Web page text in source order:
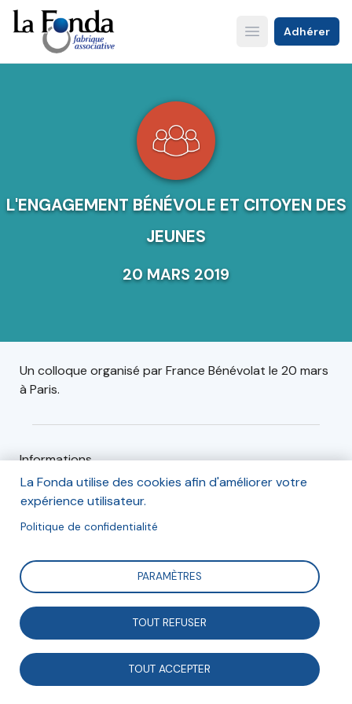
Aller
au
contenu
principal
Open main menu
Adhérer
L'ENGAGEMENT BÉNÉVOLE ET CITOYEN DES
JEUNES
20 MARS 2019
Un colloque organisé par France Bénévolat le 20 mars
à Paris.
Informations
Le colloque « L'engagement bénévole et citoyen des
jeunes » organisé par France Bénévolat se déroulera
mercredi 20 mars 2019 de 13h30 à 16h30 à la Marcif
Inscription
L'inscription est gratuite mais obligatoire.
Inscription en ligne
La Fonda utilise des cookies afin d'améliorer votre
expérience utilisateur.
Politique de confidentialité
PARAMÈTRES
TOUT REFUSER
TOUT ACCEPTER